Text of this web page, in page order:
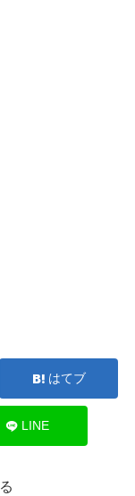
はてブ
LINE